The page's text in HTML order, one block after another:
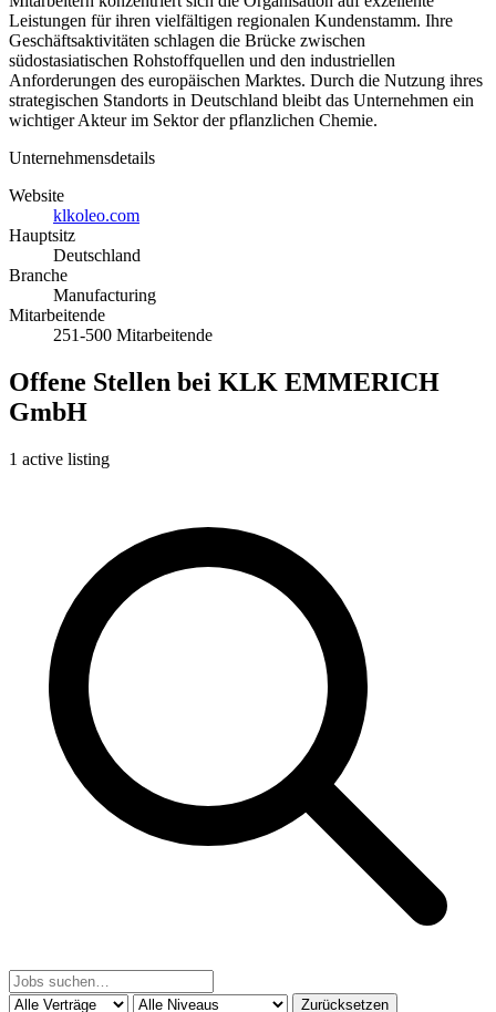
Leistungen für ihren vielfältigen regionalen Kundenstamm. Ihre
Geschäftsaktivitäten schlagen die Brücke zwischen
südostasiatischen Rohstoffquellen und den industriellen
Anforderungen des europäischen Marktes. Durch die Nutzung ihres
strategischen Standorts in Deutschland bleibt das Unternehmen ein
wichtiger Akteur im Sektor der pflanzlichen Chemie.
Unternehmensdetails
Website
klkoleo.com
Hauptsitz
Deutschland
Branche
Manufacturing
Mitarbeitende
251-500 Mitarbeitende
Offene Stellen bei KLK EMMERICH
GmbH
1 active listing
Zurücksetzen